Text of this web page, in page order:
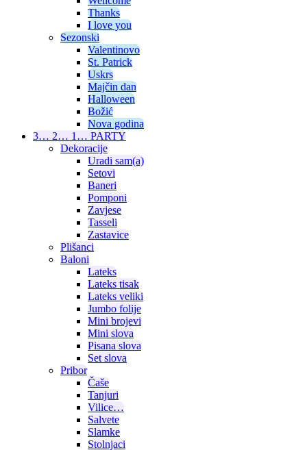
Thanks
I love you
Sezonski
Valentinovo
St. Patrick
Uskrs
Majčin dan
Halloween
Božić
Nova godina
3… 2… 1… PARTY
Dekoracije
Uradi sam(a)
Setovi
Baneri
Pomponi
Zavjese
Tasseli
Zastavice
Plišanci
Baloni
Lateks
Lateks tisak
Lateks veliki
Jumbo folije
Mini brojevi
Mini slova
Pisana slova
Set slova
Pribor
Čaše
Tanjuri
Vilice…
Salvete
Slamke
Stolnjaci